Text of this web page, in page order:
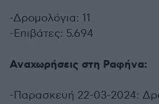
-Δρομολόγια: 11
-Επιβάτες: 5.694
Αναχωρήσεις στη Ραφήνα:
-Παρασκευή 22-03-2024: